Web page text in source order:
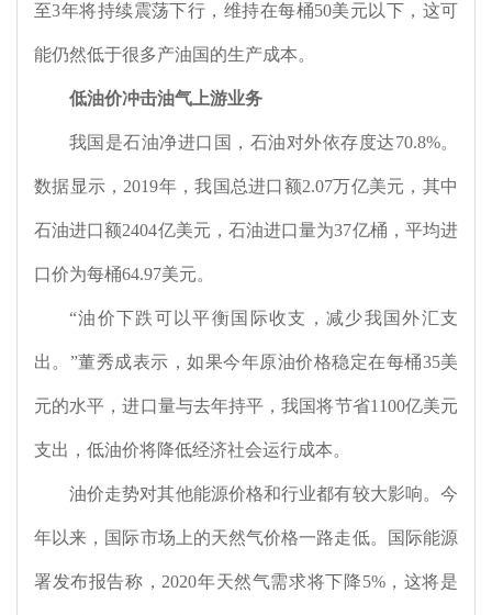
至3年将持续震荡下行，维持在每桶50美元以下，这可
能仍然低于很多产油国的生产成本。
低油价冲击油气上游业务
我国是石油净进口国，石油对外依存度达70.8%。
数据显示， 2019年，我国总进口额2.07万亿美元，其中
石油进口额2404亿美元，石油进口量为37亿桶，平均进
口价为每桶64.97美元。
“油价下跌可以平衡国际收支，减少我国外汇支
出。”董秀成表示，如果今年原油价格稳定在每桶35美
元的水平，进口量与去年持平，我国将节省1100亿美元
支出，低油价将降低经济社会运行成本。
油价走势对其他能源价格和行业都有较大影响。今
年以来，国际市场上的天然气价格一路走低。国际能源
署发布报告称， 2020年天然气需求将下降5%，这将是